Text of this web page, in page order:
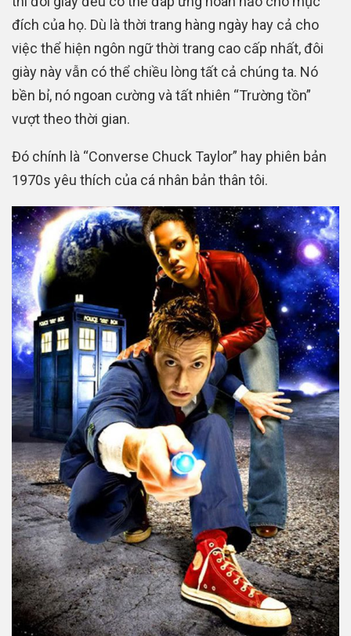
đích của họ. Dù là thời trang hàng ngày hay cả cho
việc thể hiện ngôn ngữ thời trang cao cấp nhất, đôi
giày này vẫn có thể chiều lòng tất cả chúng ta. Nó
bền bỉ, nó ngoan cường và tất nhiên “Trường tồn”
vượt theo thời gian.
Đó chính là “Converse Chuck Taylor” hay phiên bản
1970s yêu thích của cá nhân bản thân tôi.